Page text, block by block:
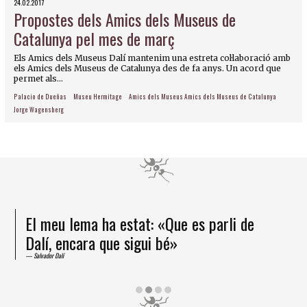
24.02.2017
Propostes dels Amics dels Museus de
Catalunya pel mes de març
Els Amics dels Museus Dalí mantenim una estreta col·laboració amb
els Amics dels Museus de Catalunya des de fa anys. Un acord que
permet als...
Palacio de Dueñas Museu Hermitage
Amics dels Museus Amics dels Museus de Catalunya
Jorge Wagensberg
El meu lema ha estat: «Que es parli de
Dalí, encara que sigui bé»
Salvador Dalí